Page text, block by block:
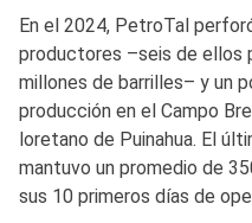
En el 2024, PetroTal
productores –seis de ellos
millones de barrilles– y un
producción en el Campo
loretano de Puinahua. El
mantuvo un promedio de
sus 10 primeros días de